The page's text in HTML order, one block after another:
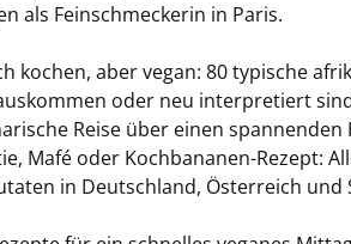
als Feinschmeckerin in Paris.
kochen, aber vegan: 80 typische
oder neu interpretiert
Reise über einen
Mafé oder Kochbananen-Rezept:
in Deutschland, Österreich